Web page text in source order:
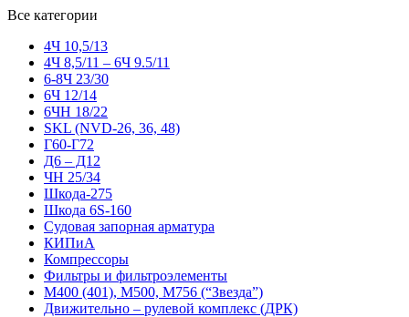
Все категории
4Ч 10,5/13
4Ч 8,5/11 – 6Ч 9.5/11
6-8Ч 23/30
6Ч 12/14
6ЧН 18/22
SKL (NVD-26, 36, 48)
Г60-Г72
Д6 – Д12
ЧН 25/34
Шкода-275
Шкода 6S-160
Судовая запорная арматура
КИПиА
Компрессоры
Фильтры и фильтроэлементы
М400 (401), М500, М756 (“Звезда”)
Движительно – рулевой комплекс (ДРК)